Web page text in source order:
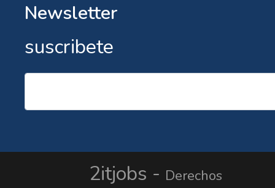
Newsletter
suscribete
2itjobs - Derechos